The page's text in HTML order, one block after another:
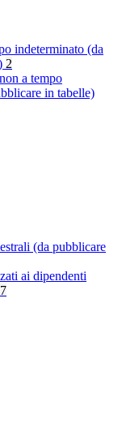
indeterminato (da
2
a tempo
in tabelle)
(da pubblicare
ai dipendenti